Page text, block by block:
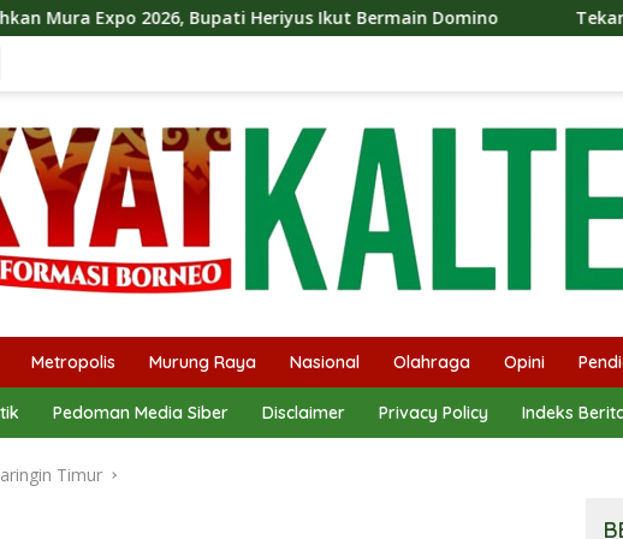
Bupati Heriyus Ikut Bermain Domino Tekan Stunting, Heriyus
Metropolis Murung Raya Nasional Olahraga Opini
Pedoman Media Siber Disclaimer Privacy Policy Indeks
Timur